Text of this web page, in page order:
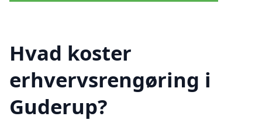
Hvad koster
erhvervsrengøring i
Guderup?